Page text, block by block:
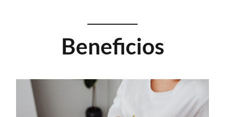
Beneficios